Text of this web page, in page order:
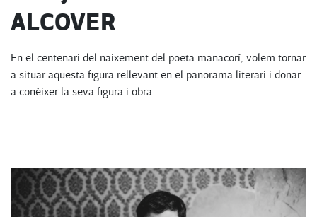
ALCOVER
En el centenari del naixement del poeta manacorí, volem tornar
a situar aquesta figura rellevant en el panorama literari i donar
a conèixer la seva figura i obra.